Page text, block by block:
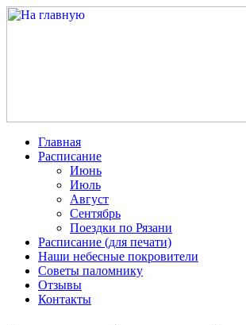
Главная
Расписание
Июнь
Июль
Август
Сентябрь
Поездки по Рязани
Расписание (для печати)
Наши небесные покровители
Советы паломнику
Отзывы
Контакты